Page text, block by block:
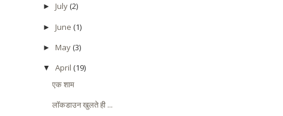
► July(2)
► June (1)
► May(3)
▼ April (19)
एक शाम
लॉकडाउन खुलते ही ...